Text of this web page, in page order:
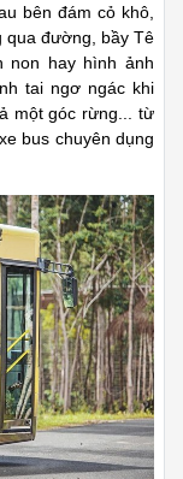
bên đám cỏ khô,
qua đường, bầy Tê
non hay hình ảnh
tai ngơ ngác khi
một góc rừng... từ
bus chuyên dụng